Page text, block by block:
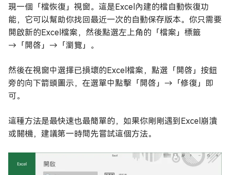
現一個「檔恢復」視窗。這是Excel內建的檔自動恢復功
能，它可以幫助你找回最近一次的自動保存版本。你只需要
開啟新的Excel檔案，然後點選左上角的「檔案」標籤
→「開啓」→「瀏覽」。
然後在視窗中選擇已損壞的Excel檔案，點選「開啓」按鈕
旁的向下箭頭圖示，在選單中點擊「開啓」→「修復」即
可。
這種方法是最快速也最簡單的，如果你剛剛遇到Excel崩潰
或關機，建議第一時間先嘗試這個方法。